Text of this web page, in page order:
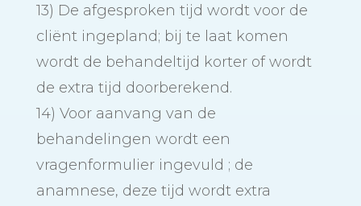
13) De afgesproken tijd wordt voor de
cliënt ingepland; bij te laat komen
wordt de behandeltijd korter of wordt
de extra tijd doorberekend.
14) Voor aanvang van de
behandelingen wordt een
vragenformulier ingevuld ; de
anamnese, deze tijd wordt extra